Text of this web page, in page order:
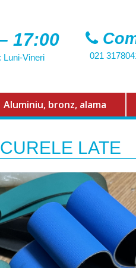
17:00
Luni-Vineri 021
Aluminiu, bronz, alama
LATE